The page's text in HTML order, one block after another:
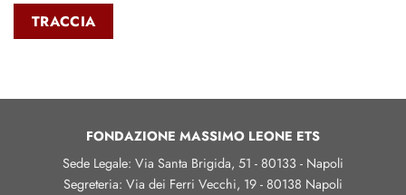
TRACCIA
FONDAZIONE MASSIMO LEONE ETS
Sede Legale: Via Santa Brigida, 51 - 80133 - Napoli
Segreteria: Via dei Ferri Vecchi, 19 - 80138 Napoli